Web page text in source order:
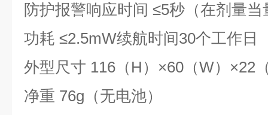
防护报警响应时间 ≤5秒（在剂量
功耗 ≤2.5mW续航时间30个工作日
外型尺寸 116（H）×60（W）×22
净重 76g（无电池）